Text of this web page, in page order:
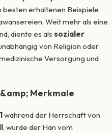
erhaltenen Beispiele
Weit mehr als eine
diente es als sozialer
von Religion oder
Versorgung und
Merkmale
während der Herrschaft von
, wurde der Han vom